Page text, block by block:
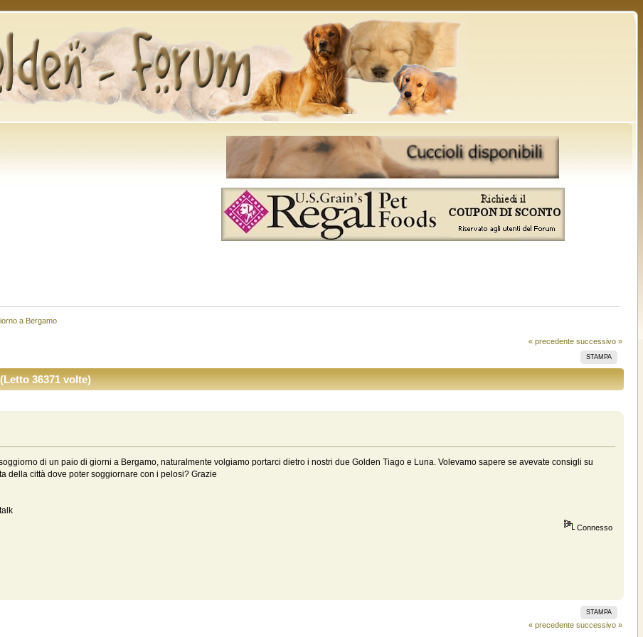
a Bergamo
« precedente successivo »
STAMPA
36371 volte)
di un paio di giorni a Bergamo, naturalmente volgiamo portarci dietro i nostri due Golden Tiago e Luna. Volevamo sapere se avevate consigli su
della città dove poter soggiornare con i pelosi? Grazie
Connesso
STAMPA
« precedente successivo »